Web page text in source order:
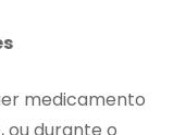
medicamento